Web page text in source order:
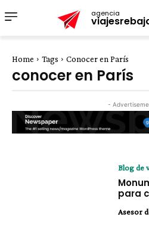
agencia
Home Tags Conocer en París
conocer en París
-
Blog de
para
Asesor